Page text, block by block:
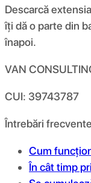
Descarcă
îți dă o parte din
înapoi.
VAN
CUI: 39743787
Întrebări frecvente
Cum
În cât timp